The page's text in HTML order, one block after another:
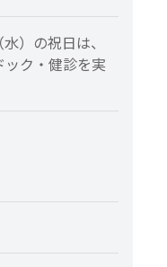
）の祝日は、
ク・健診を実